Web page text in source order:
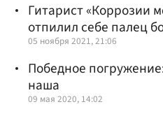
Гитарист «Коррозии
отпилил себе палец
05 ноября 2021, 21:06
Победное
наша
09 мая 2020, 14:02